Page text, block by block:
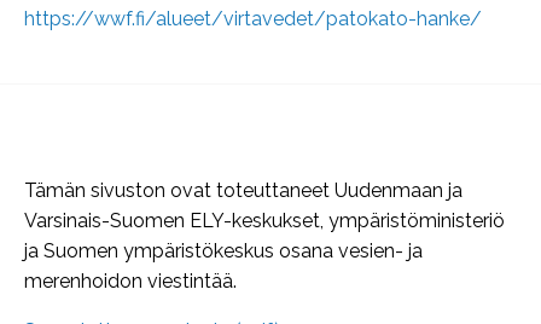
https://wwf.fi/alueet/virtavedet/patokato-hanke/
Tämän sivuston ovat toteuttaneet Uudenmaan ja
Varsinais-Suomen ELY-keskukset, ympäristöministeriö
ja Suomen ympäristökeskus osana vesien- ja
merenhoidon viestintää.